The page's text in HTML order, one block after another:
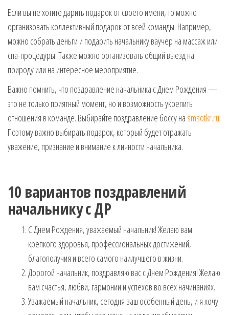
Если вы не хотите дарить подарок от своего имени, то можно
организовать коллективный подарок от всей команды. Например,
можно собрать деньги и подарить начальнику ваучер на массаж или
спа-процедуры. Также можно организовать общий выезд на
природу или на интересное мероприятие.
Важно помнить, что поздравление начальника с Днем Рождения —
это не только приятный момент, но и возможность укрепить
отношения в команде. Выбирайте поздравление боссу на smsotkr.ru.
Поэтому важно выбирать подарок, который будет отражать
уважение, признание и внимание к личности начальника.
10 вариантов поздравлений
начальнику с ДР
С Днем Рождения, уважаемый начальник! Желаю вам
крепкого здоровья, профессиональных достижений,
благополучия и всего самого наилучшего в жизни.
Дорогой начальник, поздравляю вас с Днем Рождения! Желаю
вам счастья, любви, гармонии и успехов во всех начинаниях.
Уважаемый начальник, сегодня ваш особенный день, и я хочу